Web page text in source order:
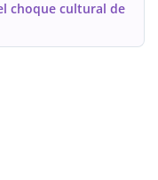
choque cultural de